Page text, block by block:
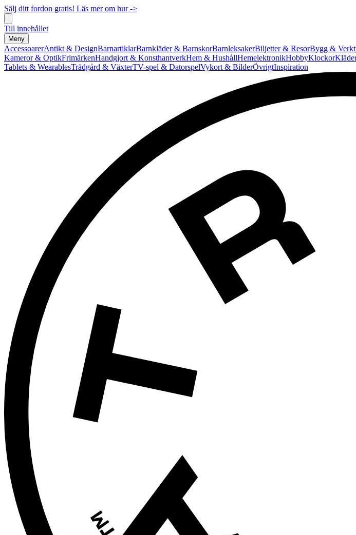
Sälj ditt fordon gratis! Läs mer om hur ->
Till innehållet
Meny
AccessoarerAntikt & DesignBarnartiklarBarnkläder & BarnskorBarnleksakerBiljetter & ResorBygg &
Kameror & OptikFrimärkenHandgjort & KonsthantverkHem & HushållHemelektronikHobbyKlockor
Tablets & WearablesTrädgård & VäxterTV-spel & DatorspelVykort & BilderÖvrigtInspiration